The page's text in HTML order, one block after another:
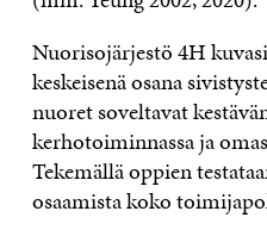
Nuorisojärjestö 4H
keskeisenä osana
nuoret soveltavat
kerhotoiminnassa ja
Tekemällä oppien
osaamista koko